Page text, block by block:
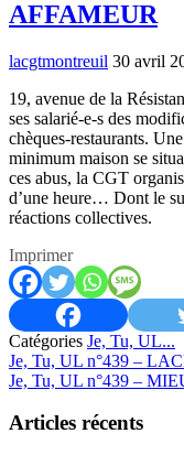
AFFAMEUR
lacgtmontreuil 30 avril
19, avenue de la
ses salarié-e-s des
chèques-restaurants.
minimum maison se
ces abus, la CGT
d’une heure… Dont le
réactions collectives.
Imprimer
Catégories Je, Tu, UL...
Previous:
Je, Tu, UL n°439 –
Next:
Je, Tu, UL n°439 –
Articles récents